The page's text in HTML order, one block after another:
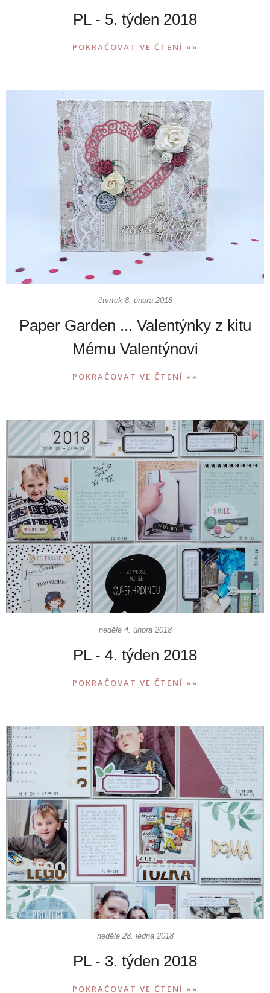
PL - 5. týden 2018
POKRAČOVAT VE ČTENÍ »»
čtvrtek 8. února 2018
Paper Garden ... Valentýnky z kitu
Mému Valentýnovi
POKRAČOVAT VE ČTENÍ »»
neděle 4. února 2018
PL - 4. týden 2018
POKRAČOVAT VE ČTENÍ »»
neděle 28. ledna 2018
PL - 3. týden 2018
POKRAČOVAT VE ČTENÍ »»